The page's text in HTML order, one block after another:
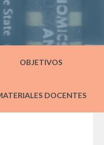
OBJETIVOS
DOCENTES